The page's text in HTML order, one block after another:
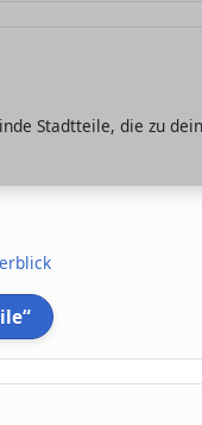
Stadtteile, die zu